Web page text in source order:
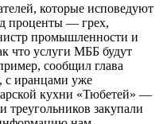
которые исповедуют
проценты — грех,
промышленности и
что услуги МББ будут
сообщил глава
с иранцами уже
кухни «Тюбетей» —
треугольников закупали